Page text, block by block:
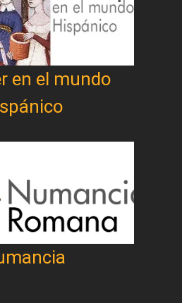
en el mundo